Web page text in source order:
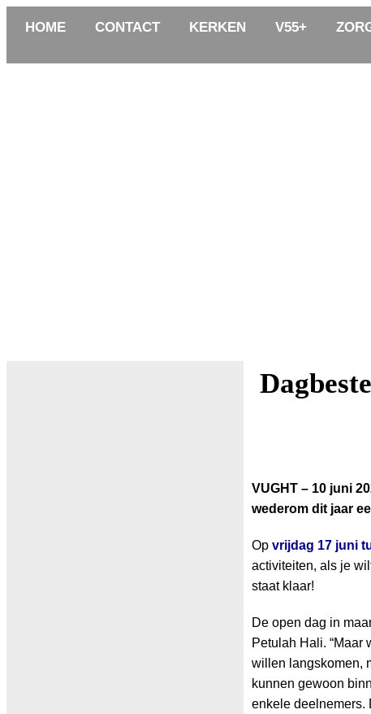
HOME CONTACT KERKEN V55+
VUGHT – 10 juni
wederom dit jaar
Opvrijdag 17 juni
activiteiten, als je
staat klaar!
De open dag in
Petulah Hali. “Maar
willen langskomen,
kunnen gewoon
enkele deelnemers.